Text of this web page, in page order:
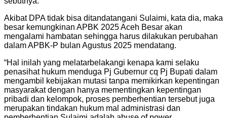
Akibat DPA tidak bisa ditandatangani Sulaimi, kata dia, maka
besar kemungkinan APBK 2025 Aceh Besar akan
mengalami hambatan sehingga harus dilakukan perubahan
dalam APBK-P bulan Agustus 2025 mendatang.
“Hal inilah yang melatarbelakangi kenapa kami selaku
penasihat hukum menduga Pj Gubernur cq Pj Bupati dalam
mengambil kebijakan mutasi tanpa memikirkan kepentingan
masyarakat dengan hanya mementingkan kepentingan
pribadi dan kelompok, proses pemberhentian tersebut juga
merupakan tindakan hukum mal administrasi dan